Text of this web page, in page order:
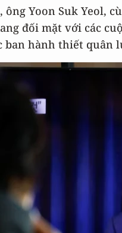
ông Yoon Suk Yeol,
đối mặt với các
ban hành thiết quân